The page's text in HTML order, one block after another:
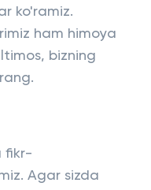
ko'ramiz.
ham himoya
bizning
fikr-
Agar sizda